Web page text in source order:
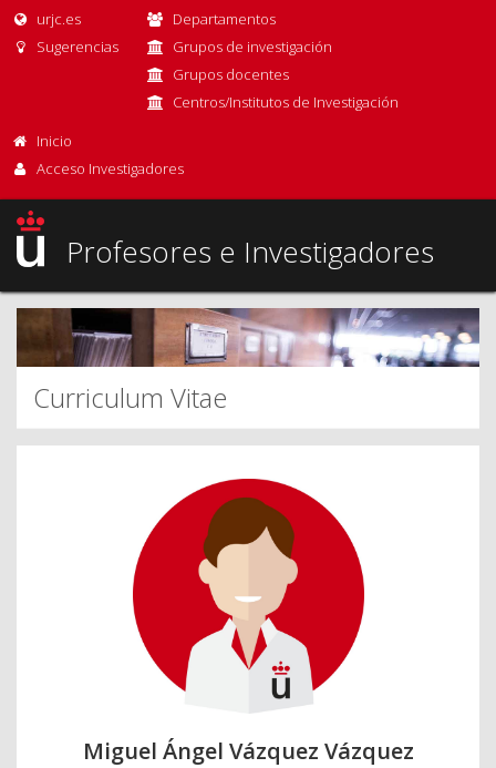
urjc.es
Sugerencias
Departamentos
Grupos de investigación
Grupos docentes
Centros/Institutos de Investigación
Inicio
Acceso Investigadores
Profesores e Investigadores
Curriculum Vitae
Miguel Ángel Vázquez Vázquez